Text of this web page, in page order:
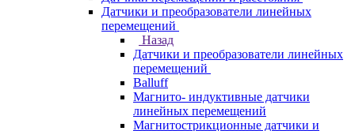
Датчики и преобразователи линейных
перемещений
Назад
Датчики и преобразователи линейных
перемещений
Balluff
Магнито- индуктивные датчики
линейных перемещений
Магнитострикционные датчики и